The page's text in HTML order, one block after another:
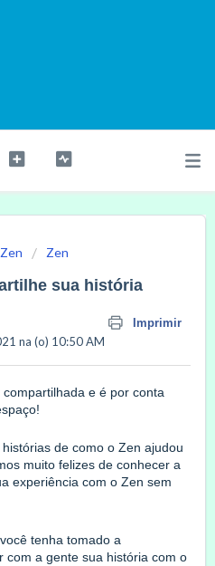
Zen Zen
sua história
Imprimir
na (o) 10:50 AM
e é por conta
de como o Zen ajudou
muito felizes de conhecer a
experiência com o Zen sem
tenha tomado a
com a gente sua história com o